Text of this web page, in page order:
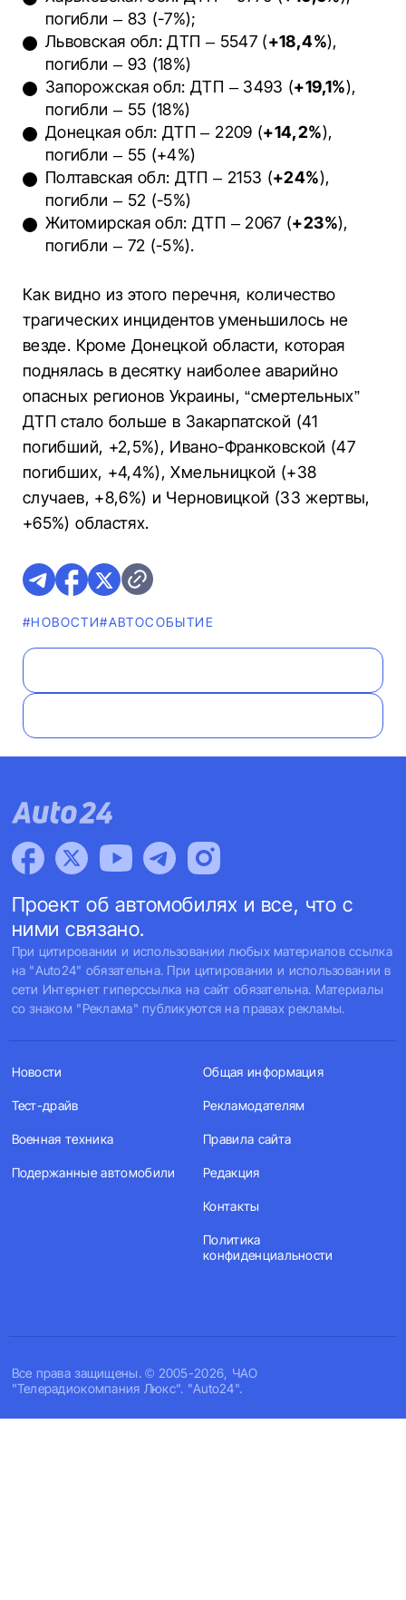
погибли – 83 (-7%);
Львовская обл: ДТП – 5547 (+18,4%),
погибли – 93 (18%)
Запорожская обл: ДТП – 3493 (+19,1%),
погибли – 55 (18%)
Донецкая обл: ДТП – 2209 (+14,2%),
погибли – 55 (+4%)
Полтавская обл: ДТП – 2153 (+24%),
погибли – 52 (-5%)
Житомирская обл: ДТП – 2067 (+23%),
погибли – 72 (-5%).
Как видно из этого перечня, количество
трагических инцидентов уменьшилось не
везде. Кроме Донецкой области, которая
поднялась в десятку наиболее аварийно
опасных регионов Украины, “смертельных”
ДТП стало больше в Закарпатской (41
погибший, +2,5%), Ивано-Франковской (47
погибших, +4,4%), Хмельницкой (+38
случаев, +8,6%) и Черновицкой (33 жертвы,
+65%) областях.
#НОВОСТИ#АВТОСОБЫТИЕ
Проект об автомобилях и все, что с
ними связано.
При цитировании и использовании любых материалов ссылка
на "Auto24" обязательна. При цитировании и использовании в
сети Интернет гиперссылка на сайт обязательна. Материалы
со знаком "Реклама" публикуются на правах рекламы.
Все права защищены. © 2005-2026, ЧАО
"Телерадиокомпания Люкс". "Auto24".
Новости
Тест-драйв
Военная техника
Подержанные автомобили
Общая информация
Рекламодателям
Правила сайта
Редакция
Контакты
Политика
конфиденциальности